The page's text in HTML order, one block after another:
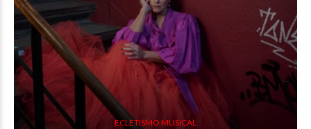
ECLETISMO MUSICAL